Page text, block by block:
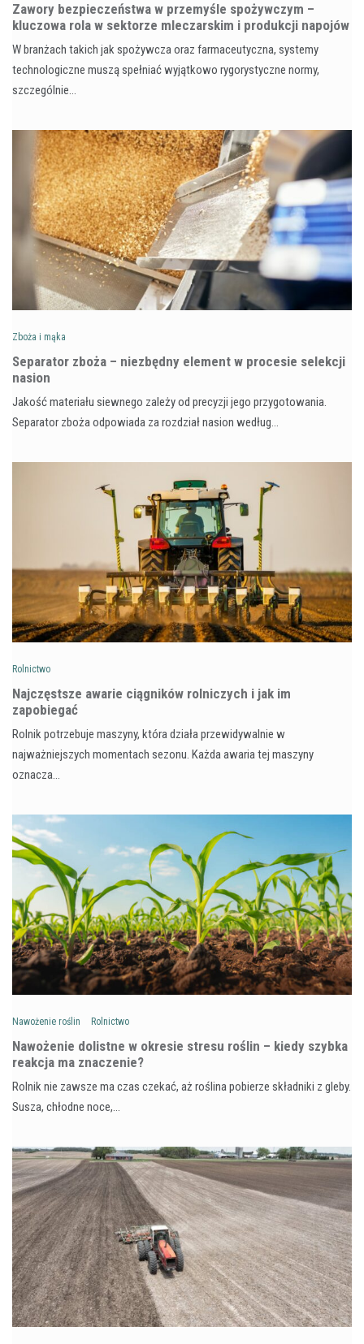
Zawory bezpieczeństwa w przemyśle spożywczym –
kluczowa rola w sektorze mleczarskim i produkcji napojów
W branżach takich jak spożywcza oraz farmaceutyczna, systemy
technologiczne muszą spełniać wyjątkowo rygorystyczne normy,
szczególnie…
Zboża i mąka
Separator zboża – niezbędny element w procesie selekcji
nasion
Jakość materiału siewnego zależy od precyzji jego przygotowania.
Separator zboża odpowiada za rozdział nasion według…
Rolnictwo
Najczęstsze awarie ciągników rolniczych i jak im
zapobiegać
Rolnik potrzebuje maszyny, która działa przewidywalnie w
najważniejszych momentach sezonu. Każda awaria tej maszyny
oznacza…
Nawożenie roślin Rolnictwo
Nawożenie dolistne w okresie stresu roślin – kiedy szybka
reakcja ma znaczenie?
Rolnik nie zawsze ma czas czekać, aż roślina pobierze składniki z gleby.
Susza, chłodne noce,…